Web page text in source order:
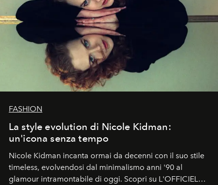
FASHION
La style evolution di Nicole Kidman:
un'icona senza tempo
Nicole Kidman incanta ormai da decenni con il suo stile
timeless, evolvendosi dal minimalismo anni '90 al
glamour intramontabile di oggi. Scopri su L'OFFICIEL